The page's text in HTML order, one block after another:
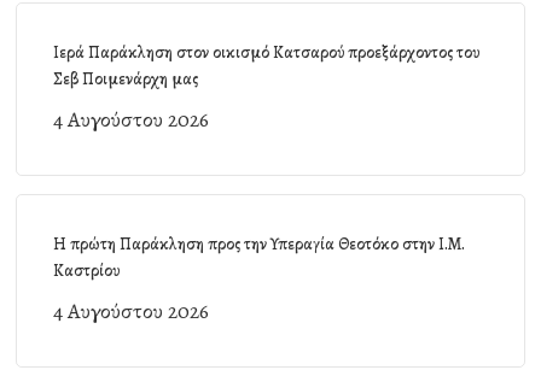
Ιερά Παράκληση στον οικισμό Κατσαρού προεξάρχοντος του
Σεβ Ποιμενάρχη μας
4 Αυγούστου 2026
Η πρώτη Παράκληση προς την Υπεραγία Θεοτόκο στην Ι.Μ.
Καστρίου
4 Αυγούστου 2026